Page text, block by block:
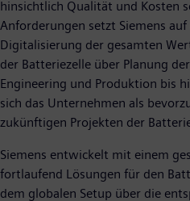
hinsichtlich Qualität und Kosten
Anforderungen setzt Siemens
Digitalisierung der gesamten
der Batteriezelle über Planung
Engineering und Produktion bis
sich das Unternehmen als
zukünftigen Projekten der
Siemens entwickelt mit einem
fortlaufend Lösungen für den
dem globalen Setup über die